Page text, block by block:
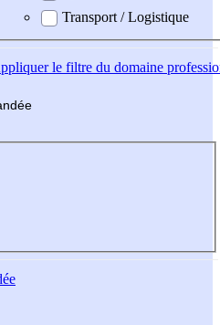
Transport / Logistique
le filtre du domaine